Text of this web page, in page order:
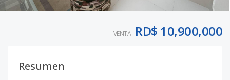
VENTA RD$ 10,900,000
Resumen